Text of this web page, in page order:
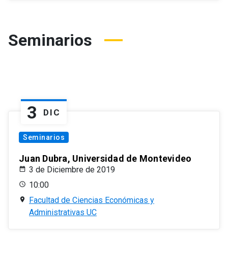
Seminarios
3 DIC
Seminarios
Juan Dubra, Universidad de Montevideo
3 de Diciembre de 2019
10:00
Facultad de Ciencias Económicas y
Administrativas UC